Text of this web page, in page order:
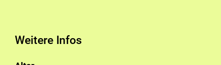
Weitere Infos